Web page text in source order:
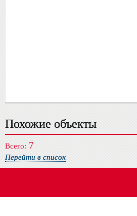
Похожие объекты
Всего: 7
Перейти в список